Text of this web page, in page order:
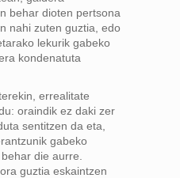
behar dioten pertsona
nahi zuten guztia, edo
lekurik gabeko
kondenatuta
errealitate
oraindik ez daki zer
sentitzen da eta,
gabeko
die aurre.
guztia eskaintzen